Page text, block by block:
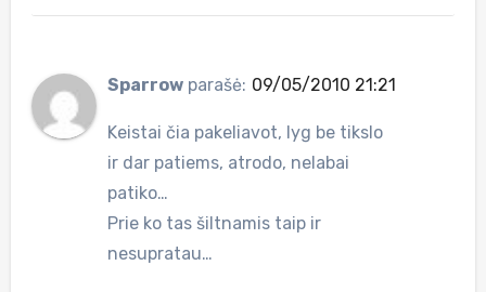
Sparrow parašė: 09/05/2010 21:21
Keistai čia pakeliavot, lyg be tikslo
ir dar patiems, atrodo, nelabai
patiko…
Prie ko tas šiltnamis taip ir
nesupratau…